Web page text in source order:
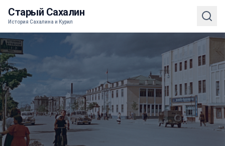
Старый Сахалин
История Сахалина и Курил